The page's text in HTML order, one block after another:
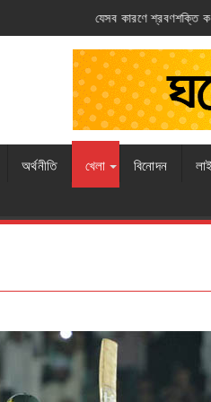
কমে যায়
অর্থনীতি খেলা বিনোদন